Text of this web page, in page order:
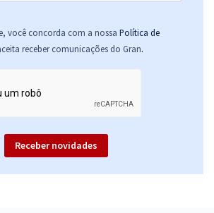
você concorda com a nossa Política de
receber comunicações do Gran.
Receber novidades